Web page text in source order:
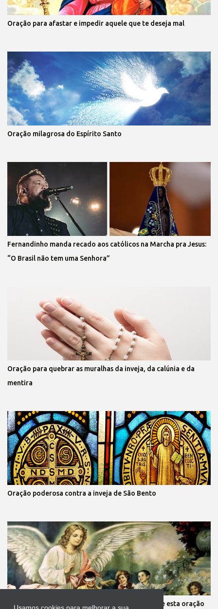
Oração para afastar e impedir aquele que te deseja mal
Oração milagrosa do Espírito Santo
Fernandinho manda recado aos católicos na Marcha pra Jesus:
“O Brasil não tem uma Senhora”
Oração para quebrar as muralhas da inveja, da calúnia e da
mentira
Oração poderosa contra a inveja de São Bento
Mãe, você está preocupada com seus filhos? Reze esta oração